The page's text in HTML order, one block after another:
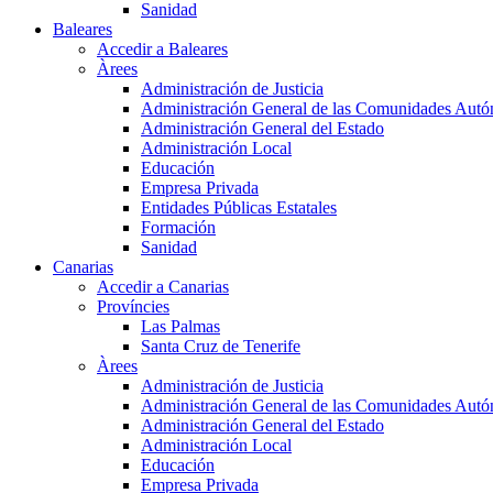
Sanidad
Baleares
Accedir a Baleares
Àrees
Administración de Justicia
Administración General de las Comunidades
Administración General del Estado
Administración Local
Educación
Empresa Privada
Entidades Públicas Estatales
Formación
Sanidad
Canarias
Accedir a Canarias
Províncies
Las Palmas
Santa Cruz de Tenerife
Àrees
Administración de Justicia
Administración General de las Comunidades
Administración General del Estado
Administración Local
Educación
Empresa Privada